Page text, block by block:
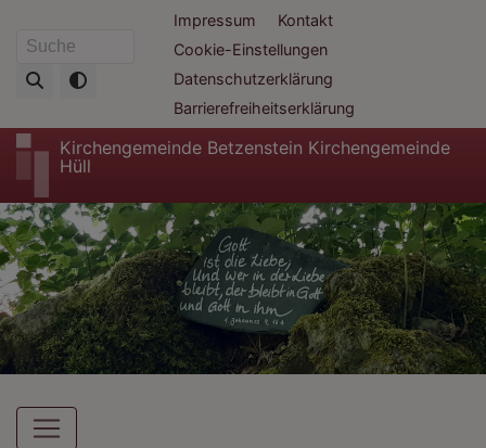
zum
Suche
Fußbereichsmenü
Impressum
Kontakt
Cookie-Einstellungen
Datenschutzerklärung
Barrierefreiheitserklärung
Kirchengemeinde Betzenstein Kirchengemeinde
Hüll
Hauptnavigation